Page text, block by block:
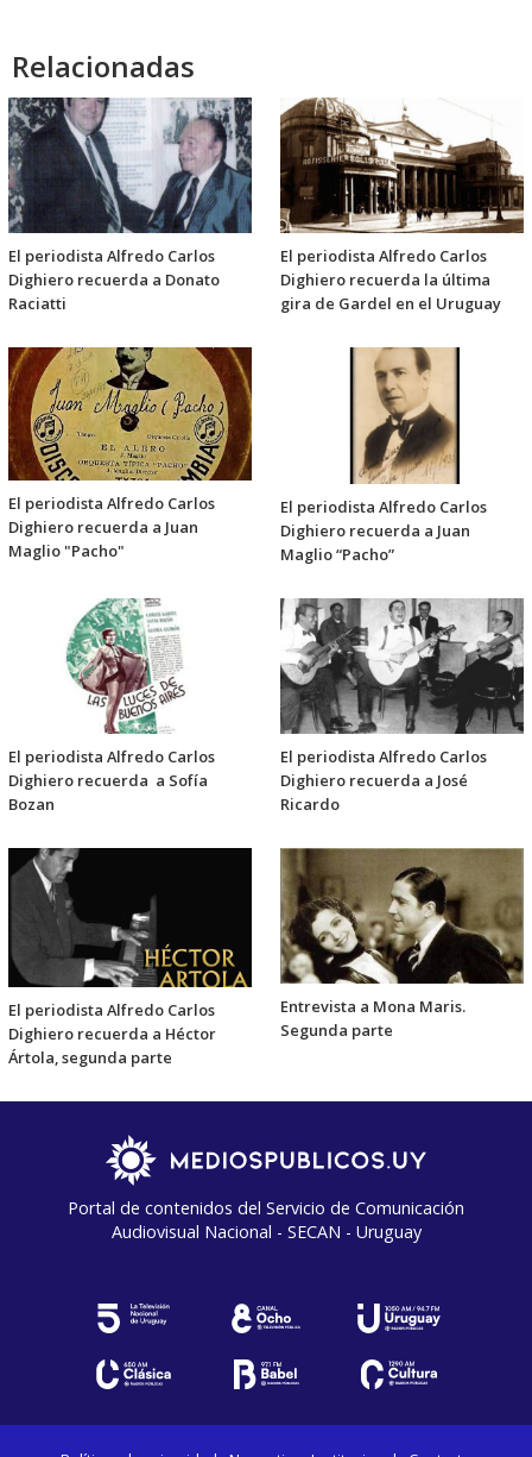
Relacionadas
El periodista Alfredo Carlos
Dighiero recuerda a Donato
Raciatti
El periodista Alfredo Carlos
Dighiero recuerda la última
gira de Gardel en el Uruguay
El periodista Alfredo Carlos
Dighiero recuerda a Juan
Maglio "Pacho"
El periodista Alfredo Carlos
Dighiero recuerda a Juan
Maglio “Pacho”
El periodista Alfredo Carlos
Dighiero recuerda a Sofía
Bozan
El periodista Alfredo Carlos
Dighiero recuerda a José
Ricardo
El periodista Alfredo Carlos
Dighiero recuerda a Héctor
Ártola, segunda parte
Entrevista a Mona Maris.
Segunda parte
Portal de contenidos del Servicio de Comunicación
Audiovisual Nacional - SECAN - Uruguay